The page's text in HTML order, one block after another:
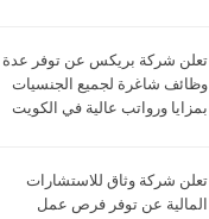
تعلن شركة بريكس عن توفر عدة
وظائف شاغرة لجميع الجنسيات
بمزايا ورواتب عالية في الكويت
تعلن شركة وثاق للاستشارات
المالية عن توفر فرص عمل